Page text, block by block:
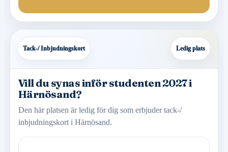
Tack-/ Inbjudningskort Ledig plats
Vill du synas inför studenten 2027 i
Härnösand?
Den här platsen är ledig för dig som erbjuder tack-/
inbjudningskort i Härnösand.